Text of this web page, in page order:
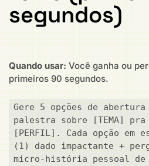
segundos)
Quando usar: Você ganha ou
primeiros 90 segundos.
Gere 5 opções de abertura
palestra sobre [TEMA]
[PERFIL]. Cada opção
(1) dado impactante +
micro-história pessoal de